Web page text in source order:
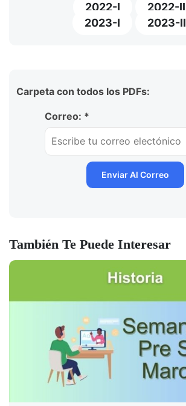
2022-I
2022-II
2023-I
2023-II
Carpeta con todos los PDFs:
Correo: *
También Te Puede Interesar